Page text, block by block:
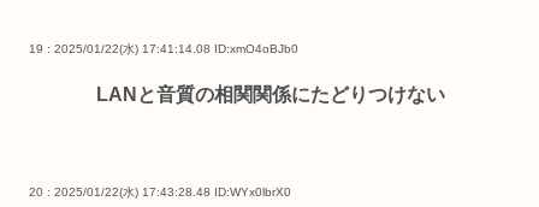
19 : 2025/01/22(水) 17:41:14.08 ID:xmO4oBJb0
LANと音質の相関関係にたどりつけない
20 : 2025/01/22(水) 17:43:28.48 ID:WYx0lbrX0